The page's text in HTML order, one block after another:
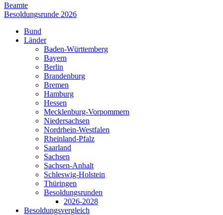
Beamte
Besoldungsrunde 2026
Bund
Länder
Baden-Württemberg
Bayern
Berlin
Brandenburg
Bremen
Hamburg
Hessen
Mecklenburg-Vorpommern
Niedersachsen
Nordrhein-Westfalen
Rheinland-Pfalz
Saarland
Sachsen
Sachsen-Anhalt
Schleswig-Holstein
Thüringen
Besoldungsrunden
2026-2028
Besoldungsvergleich